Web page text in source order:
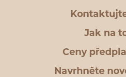
Jak na
Ceny
Navrhněte